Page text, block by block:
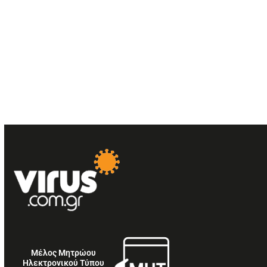
Μέλος Μητρώου
Ηλεκτρονικού Τύπου